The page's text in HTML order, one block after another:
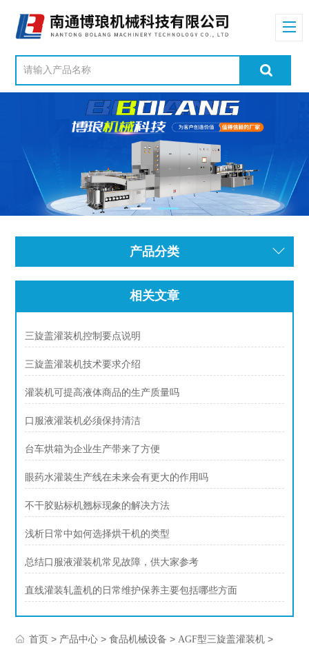
产品分类
相关文章
三旋盖灌装机控制要点说明
三旋盖灌装机技术要求介绍
灌装机可提高液体商品的生产质量吗
口服液灌装机必须保持清洁
台车烘箱为企业生产带来了方便
眼药水灌装生产线在未来会有更大的作用吗
不干胶贴标机翘标现象的解决方法
浅析日常中如何选择烘干机的类型
总结口服液灌装机常见故障，供大家参考
直线灌装轧盖机的日常维护保养主要包括哪些方面
首页 > 产品中心 >食品机械设备 > AGF型三旋盖灌装机 >